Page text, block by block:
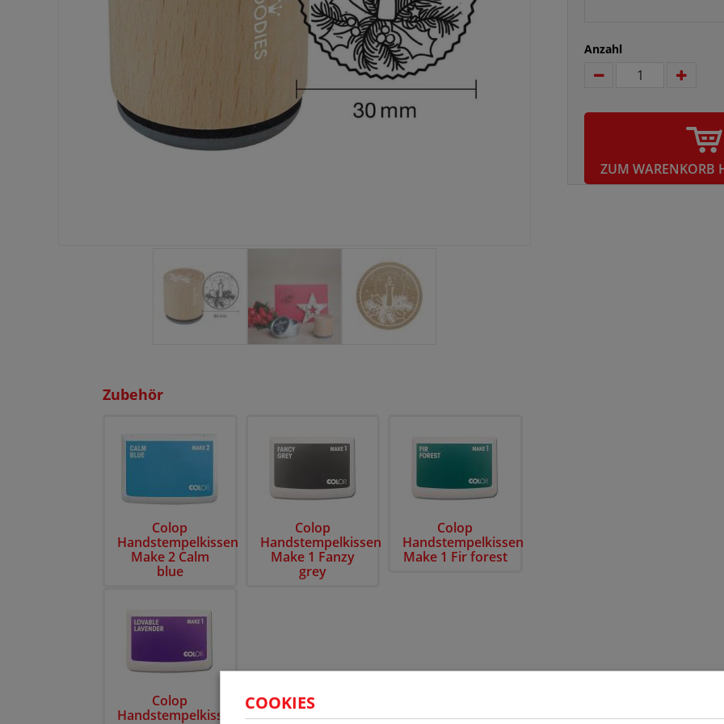
COOKIES
Zubehör
Colop
Handstempelkissen
Make 2 Calm
blue
Colop
Handstempelkissen
Make 1 Fanzy
grey
Colop
Handstempelkissen
Make 1 Fir forest
Colop
Handstempelkissen
Anzahl
ZUM WARENKORB